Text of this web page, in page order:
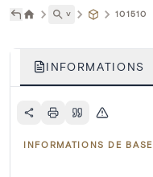
˅ 101510
INFORMATIONS
INFORMATIONS DE BASE